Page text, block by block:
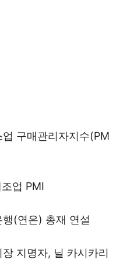
구매관리자지수(PM
업 PMI
(연은) 총재 연설
지명자, 닐 카시카리